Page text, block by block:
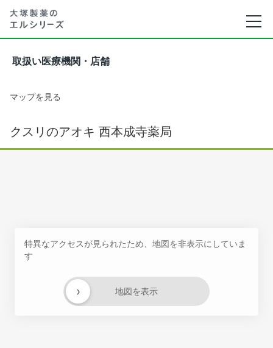
取扱い医療機関・店舗
マップを見る
クスリのアオキ 西本成寺薬局
特異なアクセスが見られたため、地図を非表示にしていま
す
地図を表示
›